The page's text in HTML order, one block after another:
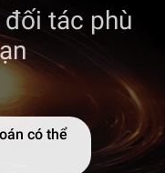
tác phù
có thể